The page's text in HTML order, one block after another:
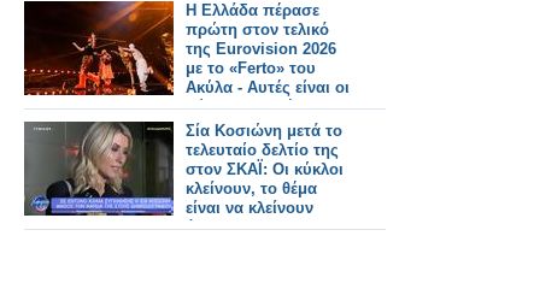
Η Ελλάδα πέρασε
πρώτη στον τελικό
της Eurovision 2026
με το «Ferto» του
Ακύλα - Αυτές είναι οι
χώρες που πέρασαν
Σία Κοσιώνη μετά το
τελευταίο δελτίο της
στον ΣΚΑΪ: Οι κύκλοι
κλείνουν, το θέμα
είναι να κλείνουν
όμορφα και με